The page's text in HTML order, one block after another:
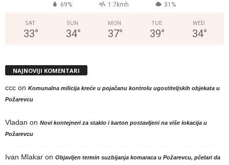
69% 1.7kmh 31%
SAT
33°
SUN
34°
MON
37°
TUE
39°
WED
34°
NAJNOVIJI KOMENTARI
ccc on Komunalna milicija kreće u pojačanu kontrolu ugostiteljskih objekata u
Požarevcu
Vladan on Novi kontejneri za staklo i karton postavljeni na više lokacija u
Požarevcu
Ivan Mlakar on Objavljen termin suzbijanja komaraca u Požarevcu, pčelari da